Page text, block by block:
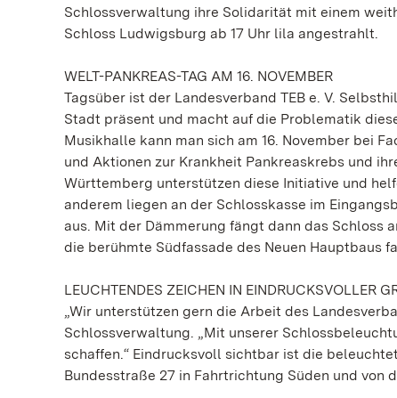
Schlossverwaltung ihre Solidarität mit einem
Schloss Ludwigsburg ab 17 Uhr lila angestrahlt.
WELT-PANKREAS-TAG AM 16. NOVEMBER
Tagsüber ist der Landesverband TEB e. V.
Stadt präsent und macht auf die Problematik
Musikhalle kann man sich am 16. November bei
und Aktionen zur Krankheit Pankreaskrebs und
Württemberg unterstützen diese Initiative und
anderem liegen an der Schlosskasse im
aus. Mit der Dämmerung fängt dann das Schloss
die berühmte Südfassade des Neuen Hauptbaus
LEUCHTENDES ZEICHEN IN EINDRUCKSVOLLER
„Wir unterstützen gern die Arbeit des
Schlossverwaltung. „Mit unserer
schaffen.“ Eindrucksvoll sichtbar ist die
Bundesstraße 27 in Fahrtrichtung Süden und von